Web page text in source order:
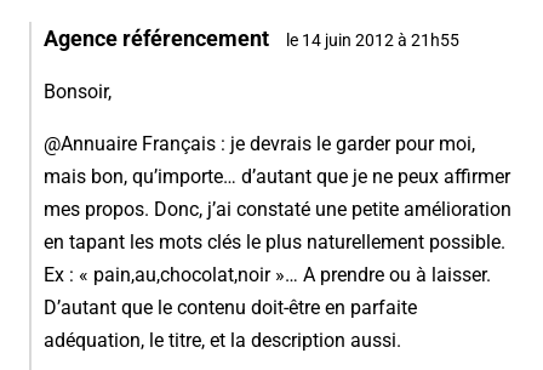
Agence référencement le 14 juin 2012 à 21h55
Bonsoir,
@Annuaire Français : je devrais le garder pour moi,
mais bon, qu’importe… d’autant que je ne peux affirmer
mes propos. Donc, j’ai constaté une petite amélioration
en tapant les mots clés le plus naturellement possible.
Ex : « pain,au,chocolat,noir »… A prendre ou à laisser.
D’autant que le contenu doit-être en parfaite
adéquation, le titre, et la description aussi.